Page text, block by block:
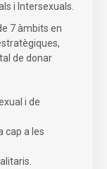
i Intersexuals.
7 àmbits en
de donar
i de
cap a les